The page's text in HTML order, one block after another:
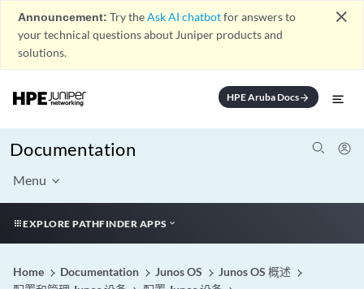
Announcement: Try theAsk AI chatbotfor answers to
your technical questions about Juniper products and
solutions.
close
HPE Aruba Docsarrow_forward
Documentation
Menu
EXPLORE PATHFINDER APPS
Home Documentation Junos OS
Junos OS 概述